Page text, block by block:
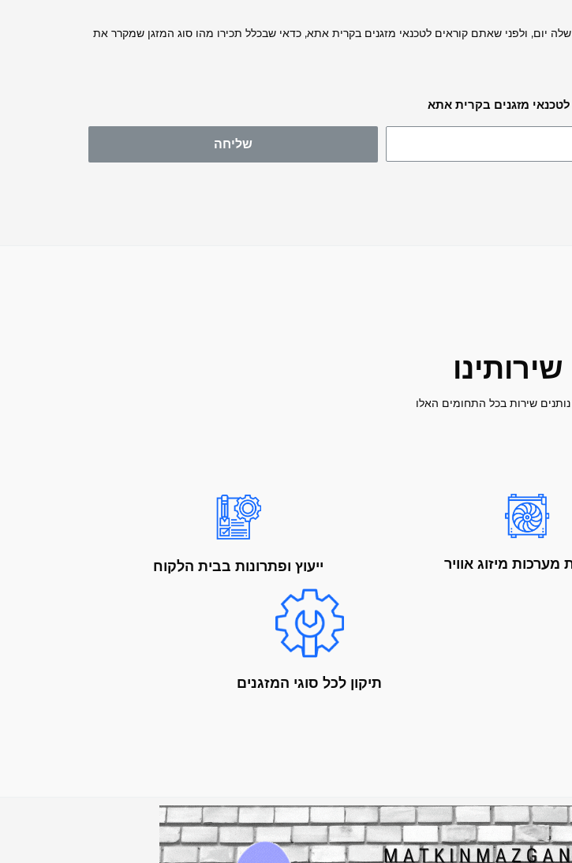
יום, ולפני שאתם קוראים לטכנאי מזגנים בקרית אתא, כדאי שבכלל תכירו מהו סוג המזגן שמקרר את
מזגנים בקרית אתא
שליחה
שירותינו
שירות בכל התחומים האלו
מיזוג אוויר ייעוץ ופתרונות בבית הלקוח
תיקון לכל סוגי המזגנים